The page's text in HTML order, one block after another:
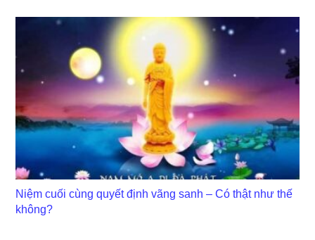
Niệm cuối cùng quyết định vãng sanh – Có thật như thế
không?